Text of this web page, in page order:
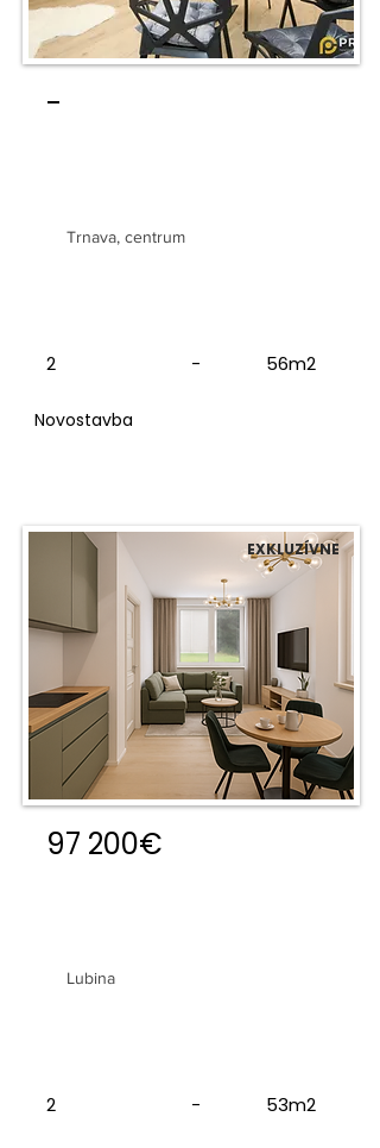
-
Trnava, centrum
2 - 56m2
Novostavba
EXKLUZÍVNE
97 200€
Lubina
2 - 53m2